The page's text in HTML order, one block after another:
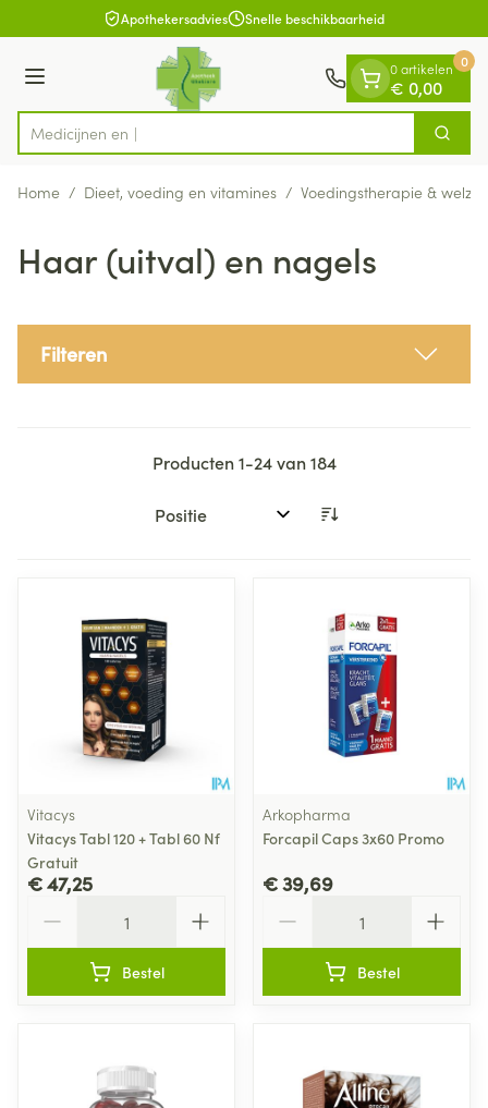
Ga naar de inhoudApothekersadvies Snelle beschikbaarheid
Menu
Product, merk, categorie... Zoek
0 artikelen
€ 0,00
0
Home / Dieet, voeding en vitamines / Voedingstherapie & welzijn
Haar (uitval) en nagels
Filteren
Producten1-24van184
Sorteer op:
Vitacys
Vitacys Tabl 120 + Tabl 60 Nf
Gratuit
€ 47,25
Bestel
Arkopharma
Forcapil Caps 3x60 Promo
€ 39,69
Bestel